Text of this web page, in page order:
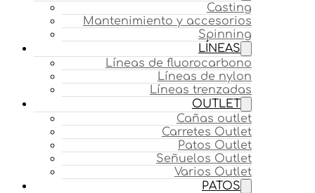
Casting
Mantenimiento y accesorios
Spinning
LÍNEAS
Líneas de fluorocarbono
Líneas de nylon
Líneas trenzadas
OUTLET
Cañas outlet
Carretes Outlet
Patos Outlet
Señuelos Outlet
Varios Outlet
PATOS